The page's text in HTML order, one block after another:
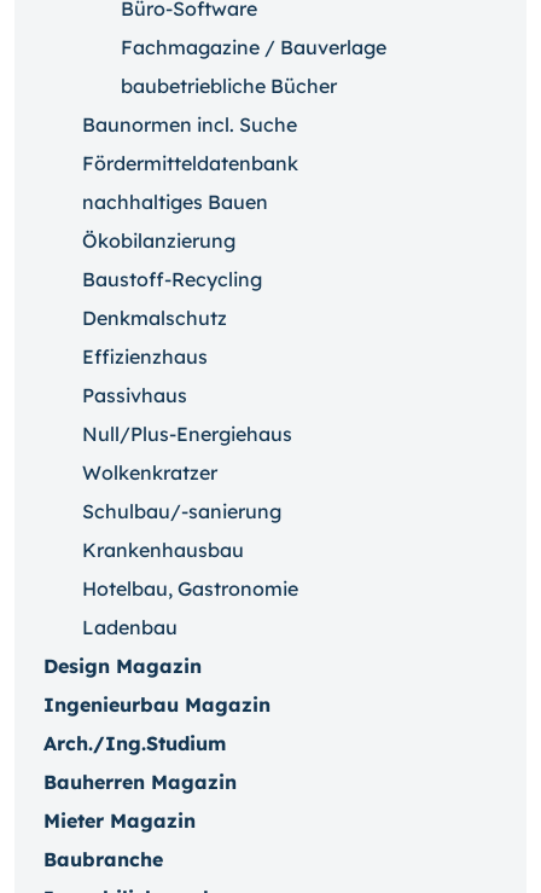
Büro-Software
Fachmagazine / Bauverlage
baubetriebliche Bücher
Baunormen incl. Suche
Fördermitteldatenbank
nachhaltiges Bauen
Ökobilanzierung
Baustoff-Recycling
Denkmalschutz
Effizienzhaus
Passivhaus
Null/Plus-Energiehaus
Wolkenkratzer
Schulbau/-sanierung
Krankenhausbau
Hotelbau, Gastronomie
Ladenbau
Design Magazin
Ingenieurbau Magazin
Arch./Ing.Studium
Bauherren Magazin
Mieter Magazin
Baubranche